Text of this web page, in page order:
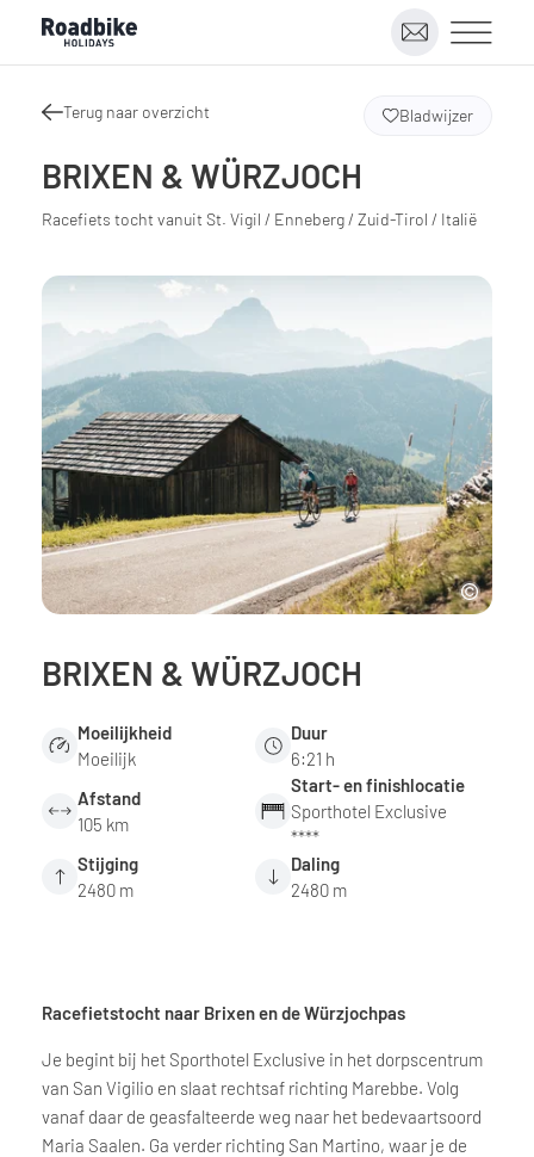
Terug naar overzicht
BRIXEN & WÜRZJOCH
Racefiets tocht vanuit St. Vigil / Enneberg / Zuid-Tirol / Italië
Bladwijzer
BRIXEN & WÜRZJOCH
Moeilijkheid
Moeilijk
Duur
6:21 h
Afstand
105 km
Start- en finishlocatie
Sporthotel Exclusive
****
Stijging
2480 m
Daling
2480 m
Racefietstocht naar Brixen en de Würzjochpas
Je begint bij het Sporthotel Exclusive in het dorpscentrum
van San Vigilio en slaat rechtsaf richting Marebbe. Volg
vanaf daar de geasfalteerde weg naar het bedevaartsoord
Maria Saalen. Ga verder richting San Martino, waar je de